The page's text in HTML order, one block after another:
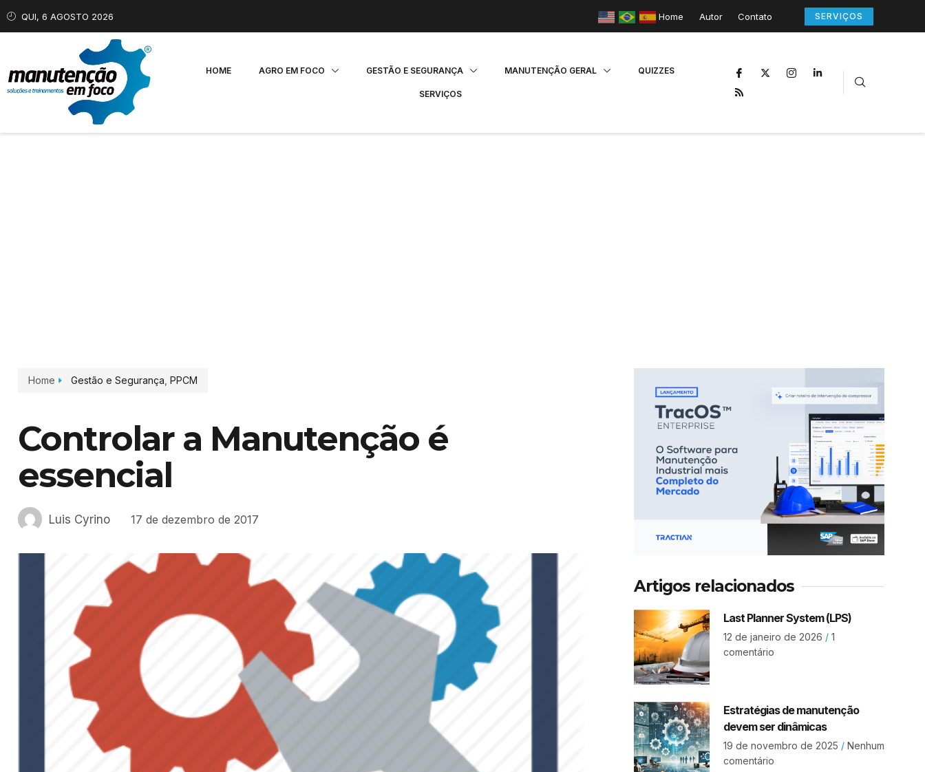
QUI, 6 AGOSTO 2026 Home Autor Contato SERVIÇOS
HOME AGRO EM FOCO GESTÃO E SEGURANÇA MANUTENÇÃO GERAL QUIZZES
SERVIÇOS
Home Gestão e Segurança PPCM
Controlar a Manutenção é
essencial
Luis Cyrino 17 de dezembro de 2017
Artigos relacionados
Last Planner System (LPS)
12 de janeiro de 2026 1
comentário
Estratégias de manutenção
devem ser dinâmicas
19 de novembro de 2025 Nenhum
comentário